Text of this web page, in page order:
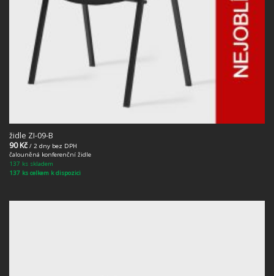
židle ZI-09-B
90Kč / 2 dny bez DPH
čalouněná konferenční židle
137 ks skladem
137 ks celkem k dispozici